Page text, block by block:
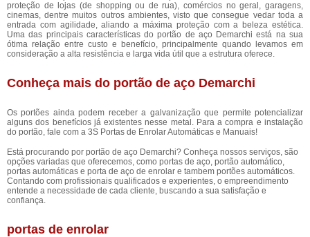
proteção de lojas (de shopping ou de rua), comércios no geral, garagens,
cinemas, dentre muitos outros ambientes, visto que consegue vedar toda a
entrada com agilidade, aliando a máxima proteção com a beleza estética.
Uma das principais características do portão de aço Demarchi está na sua
ótima relação entre custo e benefício, principalmente quando levamos em
consideração a alta resistência e larga vida útil que a estrutura oferece.
Conheça mais do portão de aço Demarchi
Os portões ainda podem receber a galvanização que permite potencializar
alguns dos benefícios já existentes nesse metal. Para a compra e instalação
do portão, fale com a 3S Portas de Enrolar Automáticas e Manuais!
Está procurando por portão de aço Demarchi? Conheça nossos serviços, são
opções variadas que oferecemos, como portas de aço, portão automático,
portas automáticas e porta de aço de enrolar e tambem portões automáticos.
Contando com profissionais qualificados e experientes, o empreendimento
entende a necessidade de cada cliente, buscando a sua satisfação e
confiança.
portas de enrolar